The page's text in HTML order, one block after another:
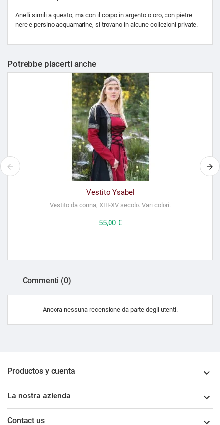
Anelli simili a questo, ma con il corpo in argento o oro, con pietre
nere e persino acquamarine, si trovano in alcune collezioni private.
Potrebbe piacerti anche
Vestito Ysabel
Vestito da donna, XIII-XV secolo. Vari colori.
Prezzo
55,00 €
Commenti (0)
Ancora nessuna recensione da parte degli utenti.
Productos y cuenta 
La nostra azienda 
Contact us 